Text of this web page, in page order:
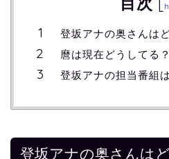
登坂アナの奥さんは
麿は現在どうしてる？
登坂アナの担当番組
登坂アナの奥さんは